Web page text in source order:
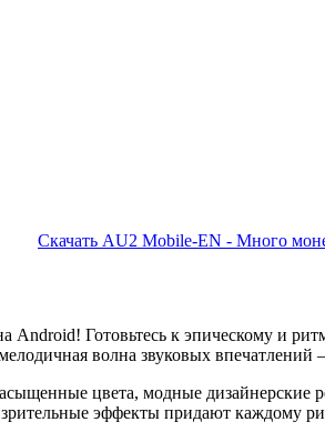
Скачать AU2 Mobile-EN - Много
Готовьтесь к эпическому и
волна звуковых
цвета, модные
эффекты придают каждому